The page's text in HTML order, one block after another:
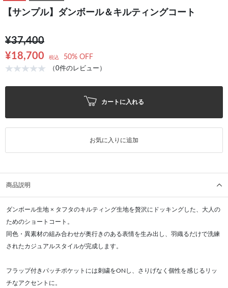
【サンプル】ダンボール＆キルティングコート
¥37,400
¥18,700
税込 50% OFF
（0件のレビュー）
カートに入れる
お気に入りに追加
商品説明
ダンボール生地 × タフタのキルティング生地を贅沢にドッキングした、大人の
ためのショートコート。
同色・異素材の組み合わせが奥行きのある表情を生み出し、羽織るだけで洗練
されたカジュアルスタイルが完成します。
フラップ付きパッチポケットには刺繍をONし、さりげなく個性を感じるリッ
チなアクセントに。